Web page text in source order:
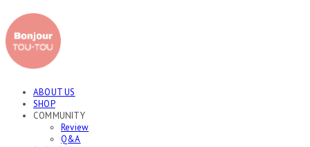
ABOUT US
SHOP
COMMUNITY
Review
Q&A